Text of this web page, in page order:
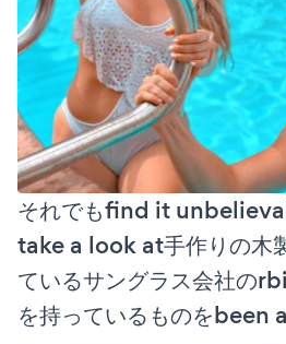
それでもfind it
take a look at手作りの木
ているサングラス会社の
を持っているものをbeen